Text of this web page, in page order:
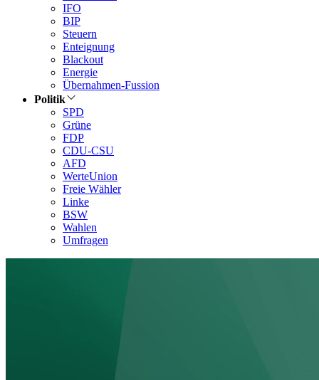
IFO
BIP
Steuern
Enteignung
Blackout
Energie
Übernahmen-Fussion
Politik
SPD
Grüne
FDP
CDU-CSU
AFD
WerteUnion
Freie Wähler
Linke
BSW
Wahlen
Umfragen